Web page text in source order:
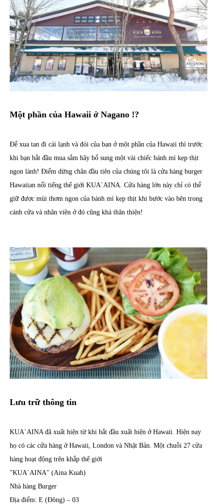
Một phần của Hawaii ở Nagano !?
Để xua tan đi cái lạnh và đói của bạn ở một phần của Hawaii thì trước
khi bạn bắt đầu mua sắm hãy bổ sung một vài chiếc bánh mì kẹp thịt
ngon lành! Điểm dừng chân đầu tiên của chúng tôi là cửa hàng burger
Hawaiian nổi tiếng thế giới KUA`AINA. Cửa hàng lớn này chỉ có thể
giữ được mùi thơm ngon của bánh mì kẹp thịt khi bước vào bên trong
cánh cửa và nhân viên ở đó cũng khá thân thiện!
Lưu trữ thông tin
KUA`AINA đã xuất hiện từ khi bắt đầu xuất hiện ở Hawaii. Hiện nay
họ có các cửa hàng ở Hawaii, London và Nhật Bản. Một chuỗi 27 cửa
hàng hoạt động trên khắp thế giới
"KUA`AINA" (Aina Kuah)
Nhà hàng Burger
Địa điểm: E (Đông) – 03